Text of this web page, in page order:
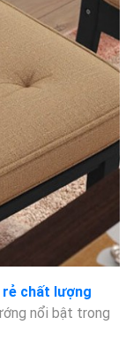
rẻ chất lượng
nổi bật trong